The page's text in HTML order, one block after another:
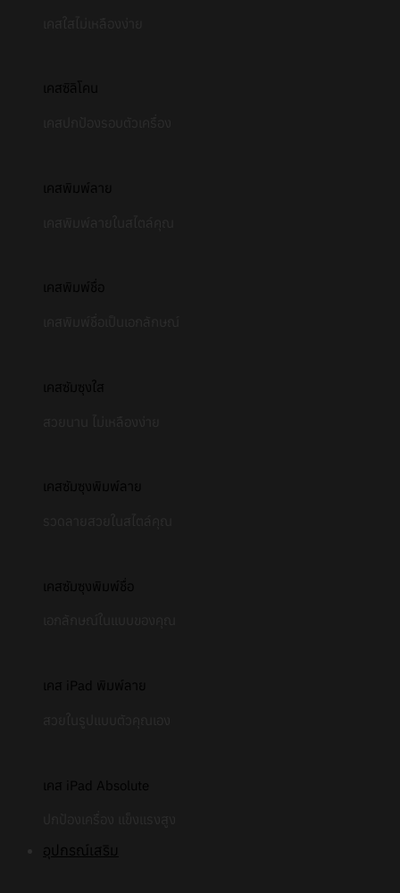
เคสซิลิโคน
เคสพิมพ์ลาย
เคสพิมพ์ชื่อ
เคสซัมซุงใส
เคสซัมซุงพิมพ์ลาย
เคสซัมซุงพิมพ์ชื่อ
เคส iPad พิมพ์ลาย
เคส iPad Absolute
อุปกรณ์เสริม